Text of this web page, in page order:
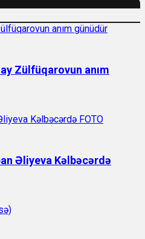
Zülfüqarovun anım
Əliyeva Kəlbəcərdə